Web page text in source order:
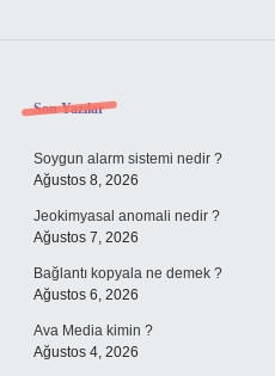
Sidebar
Son Yazılar
Soygun alarm sistemi nedir ?
Ağustos 8, 2026
Jeokimyasal anomali nedir ?
Ağustos 7, 2026
Bağlantı kopyala ne demek ?
Ağustos 6, 2026
Ava Media kimin ?
Ağustos 4, 2026